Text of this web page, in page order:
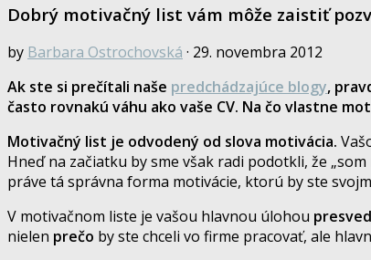
Dobrý motivačný list vám môže zaistiť
by Barbara Ostrochovská · 29. novembra 2012
Ak ste si prečítali naše predchádzajúce blogy,
často rovnakú váhu ako vaše CV. Na čo vlastne
Motivačný list je odvodený od slova motivácia.
Hneď na začiatku by sme však radi podotkli, že
práve tá správna forma motivácie, ktorú by ste
V motivačnom liste je vašou hlavnou úlohou
nielen prečo by ste chceli vo firme pracovať, ale